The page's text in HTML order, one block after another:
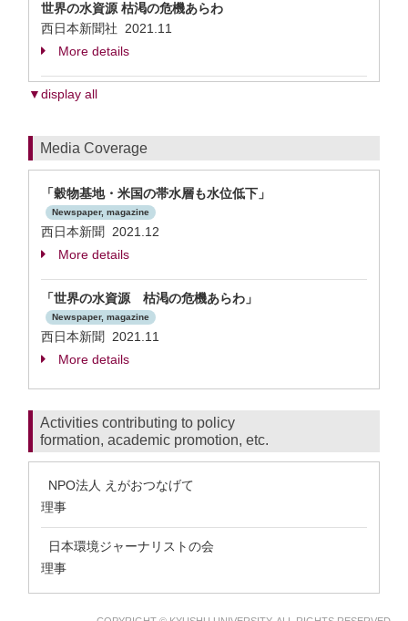
世界の水資源 枯渇の危機あらわ
西日本新聞社 2021.11
More details
▼display all
Media Coverage
「穀物基地・米国の帯水層も水位低下」
Newspaper, magazine
西日本新聞 2021.12
More details
「世界の水資源 枯渇の危機あらわ」
Newspaper, magazine
西日本新聞 2021.11
More details
Activities contributing to policy
formation, academic promotion, etc.
NPO法人 えがおつなげて
理事
日本環境ジャーナリストの会
理事